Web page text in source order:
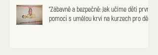
"Zábavně a bezpečně: Jak učíme děti první
pomoci s umělou krví na kurzech pro děti"